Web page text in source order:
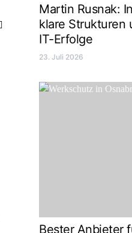
Martin Rusnak:
klare Strukturen
IT-Erfolge
23. Juli 2026
Bester Anbieter